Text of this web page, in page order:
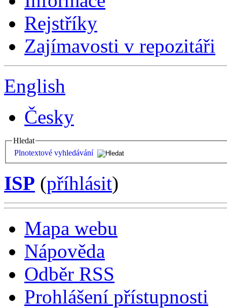
Rejstříky
Zajímavosti v repozitáři
English
Česky
Hledat
Plnotextové vyhledávání
ISP (příhlásit)
Mapa webu
Nápověda
Odběr RSS
Prohlášení přístupnosti